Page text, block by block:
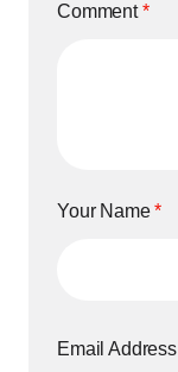
Comment*
Your Name*
Email Address